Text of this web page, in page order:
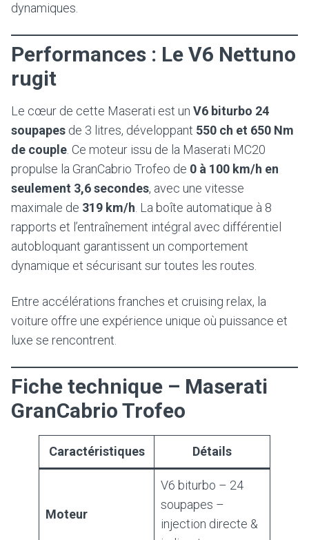
dynamiques.
Performances : Le V6 Nettuno
rugit
Le cœur de cette Maserati est un V6 biturbo 24
soupapes de 3 litres, développant 550 ch et 650 Nm
de couple. Ce moteur issu de la Maserati MC20
propulse la GranCabrio Trofeo de 0 à 100 km/h en
seulement 3,6 secondes, avec une vitesse
maximale de 319 km/h. La boîte automatique à 8
rapports et l’entraînement intégral avec différentiel
autobloquant garantissent un comportement
dynamique et sécurisant sur toutes les routes.
Entre accélérations franches et cruising relax, la
voiture offre une expérience unique où puissance et
luxe se rencontrent.
Fiche technique – Maserati
GranCabrio Trofeo
Caractéristiques Détails
Moteur
V6 biturbo – 24
soupapes –
injection directe &